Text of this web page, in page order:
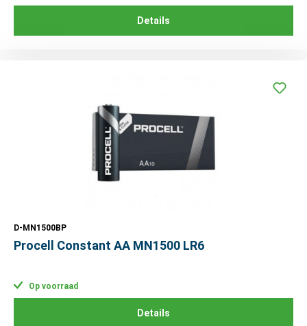
Details
D-MN1500BP
Procell Constant AA MN1500 LR6
Op voorraad
Details